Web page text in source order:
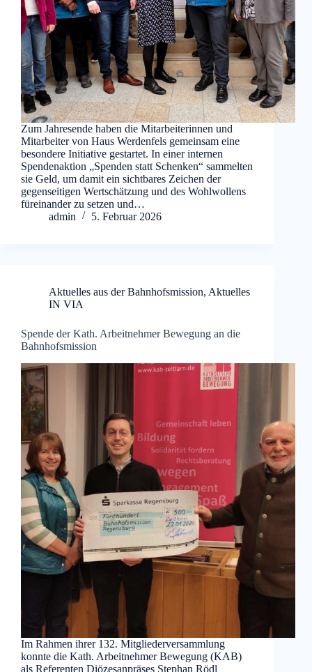
Zum Jahresende haben die Mitarbeiterinnen und
Mitarbeiter von Haus Werdenfels gemeinsam eine
besondere Initiative gestartet. In einer internen
Spendenaktion „Spenden statt Schenken“ sammelten
sie Geld, um damit ein sichtbares Zeichen der
gegenseitigen Wertschätzung und des Wohlwollens
füreinander zu setzen und…
admin
5. Februar 2026
Aktuelles aus der Bahnhofsmission, Aktuelles
IN VIA
Spende der Kath. Arbeitnehmer Bewegung an die
Bahnhofsmission
Im Rahmen ihrer 132. Mitgliederversammlung
konnte die Kath. Arbeitnehmer Bewegung (KAB)
als Referenten Diözesanpräses Stephan Rödl